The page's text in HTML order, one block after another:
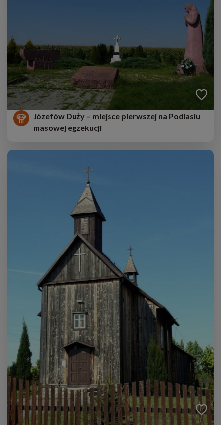
Józefów Duży – miejsce pierwszej na Podlasiu
masowej egzekucji